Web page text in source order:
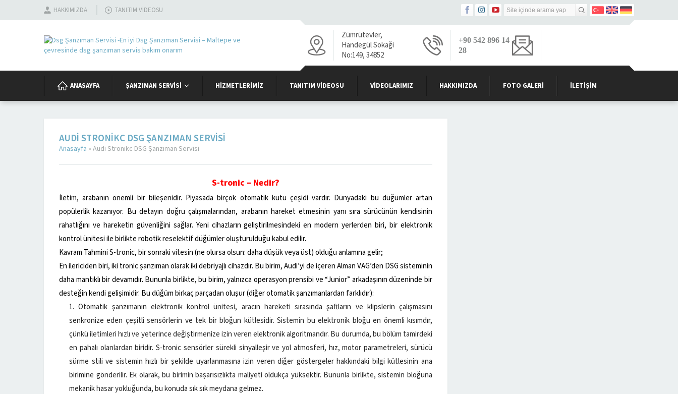
HAKKIMIZDA TANITIM VIDEOSU
Zümrütevler,
Handegül Sokaği
No:149, 34852
Maltepe/İstanbul
+90 542 896 14
28
ANASAYFA ŞANZIMAN SERVISI HIZMETLERIMIZ TANITIM VIDEOSU VIDEOLARIMIZ HAKKIMIZDA FOTO GALERI İLETIŞIM
AUDI STRONIKC DSG ŞANZIMAN SERVISI
Anasayfa » Audi Stronikc DSG Şanzıman Servisi
S-tronic – Nedir?
İletim, arabanın önemli bir bileşenidir. Piyasada birçok otomatik kutu çeşidi vardır. Dünyadaki bu düğümler artan
popülerlik kazanıyor. Bu detayın doğru çalışmalarından, arabanın hareket etmesinin yanı sıra sürücünün kendisinin
rahatlığını ve hareketin güvenliğini sağlar. Yeni cihazların geliştirilmesindeki en modern yerlerden biri, bir elektronik
kontrol ünitesi ile birlikte robotik reselektif düğümler oluşturulduğu kabul edilir.
Kavram Tahmini S-tronic, bir sonraki vitesin (ne olursa olsun: daha düşük veya üst) olduğu anlamına gelir;
En ilericiden biri, iki tronic şanzıman olarak iki debriyajlı cihazdır. Bu birim, Audi’yi de içeren Alman VAG’den DSG sisteminin
daha mantıklı bir devamıdır. Bununla birlikte, bu birim, yalnızca operasyon prensibi ve “Junior” arkadaşının düzeninde bir
desteğin kendi gelişimidir. Bu düğüm birkaç parçadan oluşur (diğer otomatik şanzımanlardan farklıdır):
Otomatik şanzımanın elektronik kontrol ünitesi, aracın hareketi sırasında şaftların ve klipslerin çalışmasını
senkronize eden çeşitli sensörlerin ve tek bir bloğun kütlesidir. Sistemin bu elektronik bloğu en önemli kısımdır,
çünkü iletimleri hızlı ve yeterince değiştirmenize izin veren elektronik algoritmandır. Bu durumda, bu bölüm tamirdeki
en pahalı olanlardan biridir. S-tronic sensörler sürekli sinyalleşir ve yol atmosferi, hız, motor parametreleri, sürücü
sürme stili ve sistemin hızlı bir şekilde uyarlanmasına izin veren diğer göstergeler hakkındaki bilgi kütlesinin ana
birimine gönderilir. Ek olarak, bu birimin başarısızlıkta maliyeti oldukça yüksektir. Bununla birlikte, sistemin bloğuna
mekanik hasar yokluğunda, bu konuda sık sık meydana gelmez.